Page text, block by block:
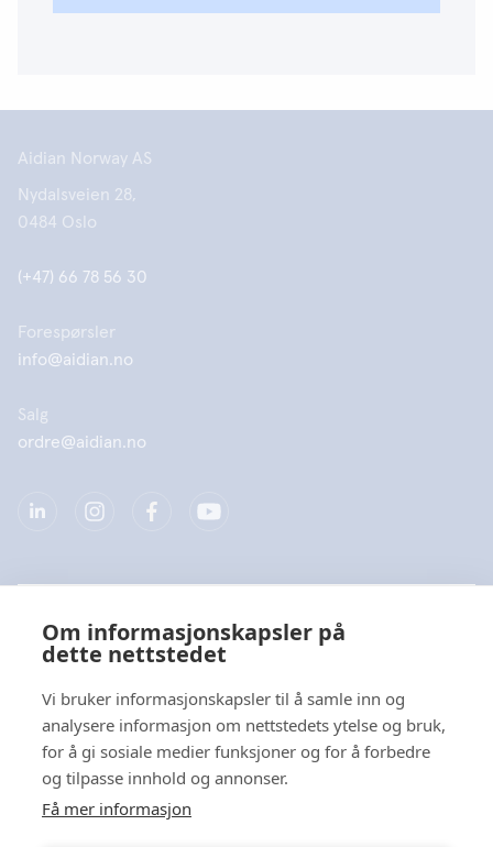
Om informasjonskapsler på
dette nettstedet
Vi bruker informasjonskapsler til å samle inn og
analysere informasjon om nettstedets ytelse og bruk,
for å gi sosiale medier funksjoner og for å forbedre
og tilpasse innhold og annonser.
Få mer informasjon
Aidian Norway AS
Nydalsveien 28,
0484 Oslo
(+47) 66 78 56 30
Forespørsler
info@aidian.no
Salg
ordre@aidian.no
Produkter
Hurtiglenke
Personvern